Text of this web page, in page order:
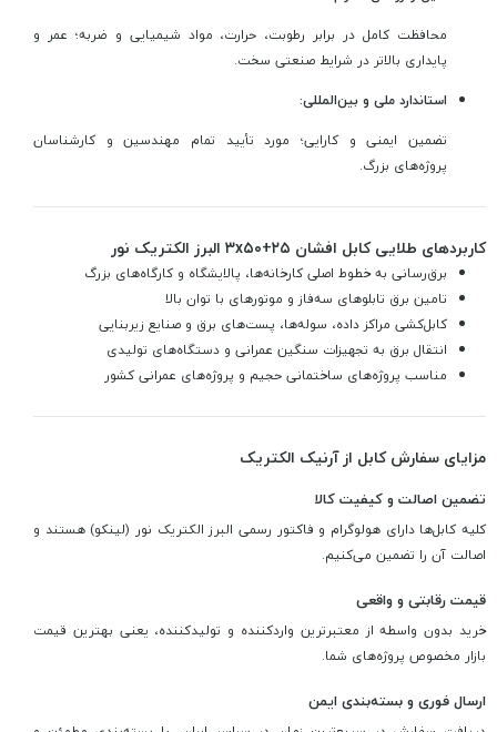
محافظت کامل در برابر رطوبت، حرارت، مواد شیمیایی و ضربه؛ عمر و
پایداری بالاتر در شرایط صنعتی سخت.
استاندارد ملی و بین‌المللی:
تضمین ایمنی و کارایی؛ مورد تأیید تمام مهندسین و کارشناسان
پروژه‌های بزرگ.
کاربردهای طلایی کابل افشان ۳x۵۰+۲۵ البرز الکتریک نور
برق‌رسانی به خطوط اصلی کارخانه‌ها، پالایشگاه و کارگاه‌های بزرگ
تامین برق تابلوهای سه‌فاز و موتورهای با توان بالا
کابل‌کشی مراکز داده، سوله‌ها، پست‌های برق و صنایع زیربنایی
انتقال برق به تجهیزات سنگین عمرانی و دستگاه‌های تولیدی
مناسب پروژه‌های ساختمانی حجیم و پروژه‌های عمرانی کشور
مزایای سفارش کابل از آرنیک الکتریک
تضمین اصالت و کیفیت کالا
کلیه کابل‌ها دارای هولوگرام و فاکتور رسمی البرز الکتریک نور (لینکو) هستند و
اصالت آن را تضمین می‌کنیم.
قیمت رقابتی و واقعی
خرید بدون واسطه از معتبرترین واردکننده و تولیدکننده، یعنی بهترین قیمت
بازار مخصوص پروژه‌های شما.
ارسال فوری و بسته‌بندی ایمن